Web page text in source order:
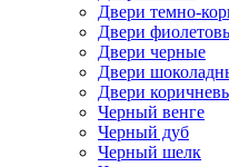
Двери темно-
Двери
Двери черные
Двери
Двери
Черный венге
Черный дуб
Черный шелк